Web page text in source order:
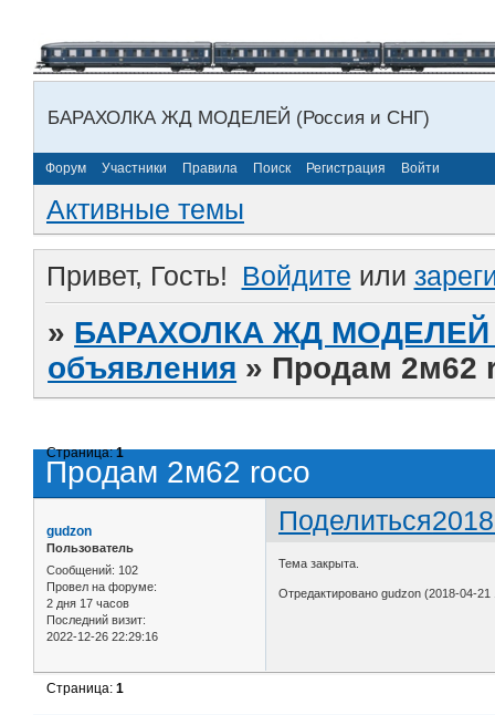
БАРАХОЛКА ЖД МОДЕЛЕЙ (Россия и СНГ)
Форум Участники Правила Поиск Регистрация Войти
Активные темы
Привет, Гость! Войдите или
» БАРАХОЛКА ЖД МОДЕЛЕЙ
объявления » Продам 2м62
Продам 2м62 roco
Страница:1
Поделиться
gudzon
Пользователь
Сообщений: 102
Провел на форуме:
2 дня 17 часов
Последний визит:
2022-12-26 22:29:16
Тема закрыта.
Отредактировано gudzon (2018-04-21
Страница:1